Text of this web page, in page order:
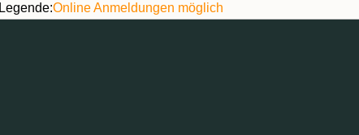
Legende:Online Anmeldungen möglich